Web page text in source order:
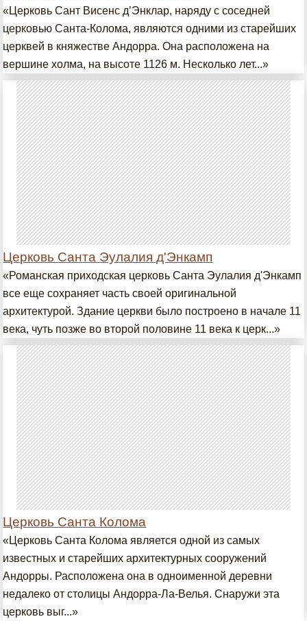
«Церковь Сант Висенс д’Энклар, наряду с соседней
церковью Санта-Колома, являются одними из старейших
церквей в княжестве Андорра. Она расположена на
вершине холма, на высоте 1126 м. Несколько лет...»
Церковь Санта Эулалия д'Энкамп
«Романская приходская церковь Санта Эулалия д'Энкамп
все еще сохраняет часть своей оригинальной
архитектурой. Здание церкви было построено в начале 11
века, чуть позже во второй половине 11 века к церк...»
Церковь Санта Колома
«Церковь Санта Колома является одной из самых
известных и старейших архитектурных сооружений
Андорры. Расположена она в одноименной деревни
недалеко от столицы Андорра-Ла-Велья. Снаружи эта
церковь выг...»